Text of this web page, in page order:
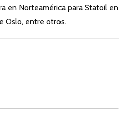
en Norteamérica para Statoil en
Oslo, entre otros.